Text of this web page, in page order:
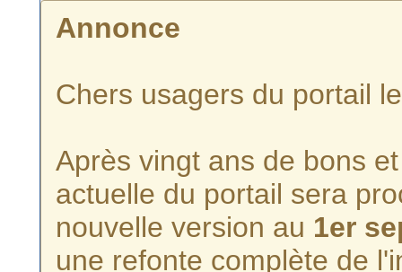
Annonce
Chers usagers du portail
Après vingt ans de bons
actuelle du portail sera
nouvelle version au 1er
une refonte complète de